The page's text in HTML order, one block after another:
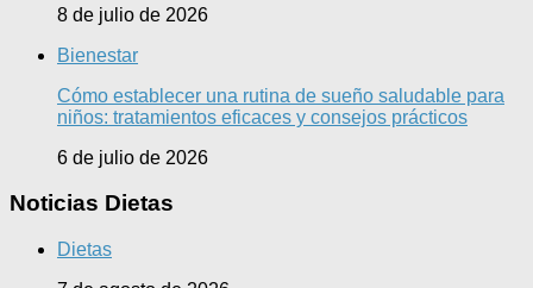
8 de julio de 2026
Bienestar
Cómo establecer una rutina de sueño saludable para
niños: tratamientos eficaces y consejos prácticos
6 de julio de 2026
Noticias Dietas
Dietas